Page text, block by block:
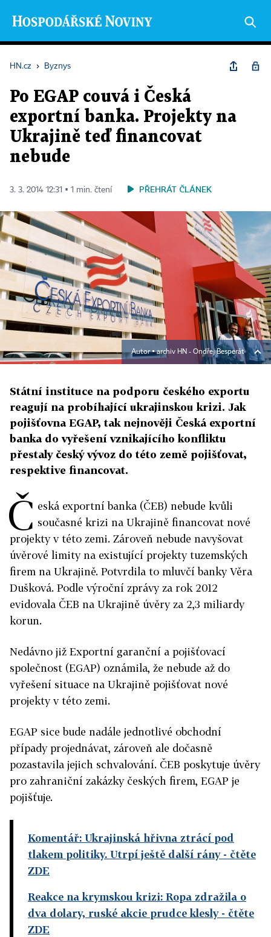
HN.cz › Byznys
Po EGAP couvá i Česká
exportní banka. Projekty na
Ukrajině teď financovat
nebude
3. 3. 2014 12:31 ▪ 1 min. čtení PŘEHRÁT ČLÁNEK
Autor ▪archiv HN - Ondřej Besperát
Státní instituce na podporu českého exportu
reagují na probíhající ukrajinskou krizi. Jak
pojišťovna EGAP, tak nejnověji Česká exportní
banka do vyřešení vznikajícího konfliktu
přestaly český vývoz do této země pojišťovat,
respektive financovat.
Č eská exportní banka (ČEB) nebude kvůli
současné krizi na Ukrajině financovat nové
projekty v této zemi. Zároveň nebude navyšovat
úvěrové limity na existující projekty tuzemských
firem na Ukrajině. Potvrdila to mluvčí banky Věra
Dušková. Podle výroční zprávy za rok 2012
evidovala ČEB na Ukrajině úvěry za 2,3 miliardy
korun.
Nedávno již Exportní garanční a pojišťovací
společnost (EGAP) oznámila, že nebude až do
vyřešení situace na Ukrajině pojišťovat nové
projekty v této zemi.
EGAP sice bude nadále jednotlivé obchodní
případy projednávat, zároveň ale dočasně
pozastavila jejich schvalování. ČEB poskytuje úvěry
pro zahraniční zakázky českých firem, EGAP je
pojišťuje.
Komentář: Ukrajinská hřivna ztrácí pod
tlakem politiky. Utrpí ještě další rány- čtěte
ZDE
Reakce na krymskou krizi: Ropa zdražila o
dva dolary, ruské akcie prudce klesly- čtěte
ZDE